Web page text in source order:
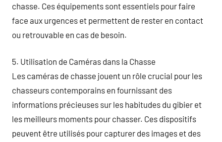
chasse. Ces équipements sont essentiels pour faire
face aux urgences et permettent de rester en contact
ou retrouvable en cas de besoin.
5. Utilisation de Caméras dans la Chasse
Les caméras de chasse jouent un rôle crucial pour les
chasseurs contemporains en fournissant des
informations précieuses sur les habitudes du gibier et
les meilleurs moments pour chasser. Ces dispositifs
peuvent être utilisés pour capturer des images et des